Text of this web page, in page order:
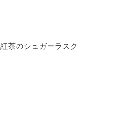
紅茶のシュガーラスク